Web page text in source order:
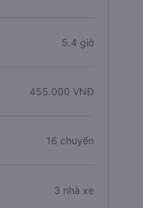
5.4 giờ
455.000 VNĐ
16 chuyến
3 nhà xe